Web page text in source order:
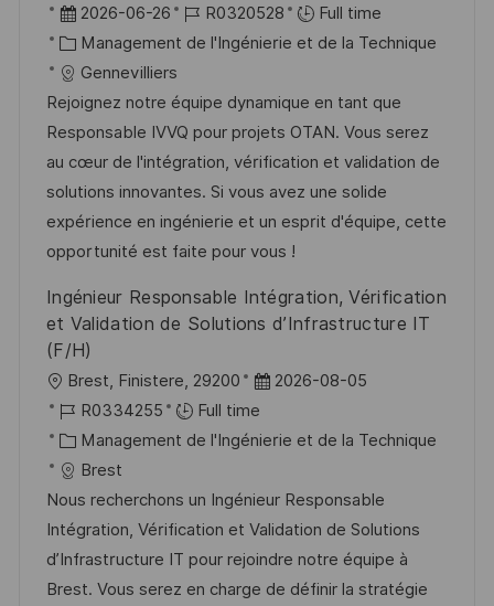
o
c
a
l
i
s
a
t
i
n
D
a
t
e
d
’
a
f
f
c
h
a
g
e
2026-06-26
R
é
é
r
e
n
c
e
u
s
R0320528
Full time
C
a
t
é
g
o
r
i
Management de l'Ingénierie et de la Technique
Gennevilliers
Rejoignez notre équipe dynamique en tant que
Responsable IVVQ pour projets OTAN. Vous serez
au cœur de l'intégration, vérification et validation de
solutions innovantes. Si vous avez une solide
expérience en ingénierie et un esprit d'équipe, cette
opportunité est faite pour vous !
Ingénieur Responsable Intégration, Vérification
et Validation de Solutions d’Infrastructure IT
(F/H)
o
c
a
l
i
s
a
Brest, Finistere, 29200
D
a
t
d
’
a
f
2026-08-05
R
é
f
é
r
e
n
R0334255
Full time
C
a
t
é
g
o
Management de l'Ingénierie et de la Technique
Brest
Nous recherchons un Ingénieur Responsable
Intégration, Vérification et Validation de Solutions
d’Infrastructure IT pour rejoindre notre équipe à
Brest. Vous serez en charge de définir la stratégie